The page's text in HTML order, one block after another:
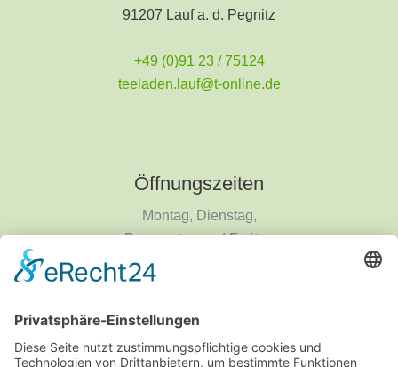
91207 Lauf a. d. Pegnitz
+49 (0)91 23 / 75124
teeladen.lauf@t-online.de
Öffnungszeiten
Montag, Dienstag,
Donnerstag und Freitag
9 - 14 Uhr